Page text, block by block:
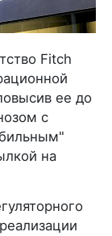
Fitch
ее до
с
на